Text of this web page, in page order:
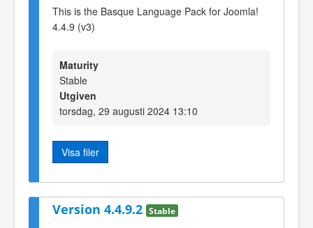
This is the Basque Language Pack for Joomla!
4.4.9 (v3)
Maturity
Stable
Utgiven
torsdag, 29 augusti 2024 13:10
Visa filer
Version 4.4.9.2 Stable